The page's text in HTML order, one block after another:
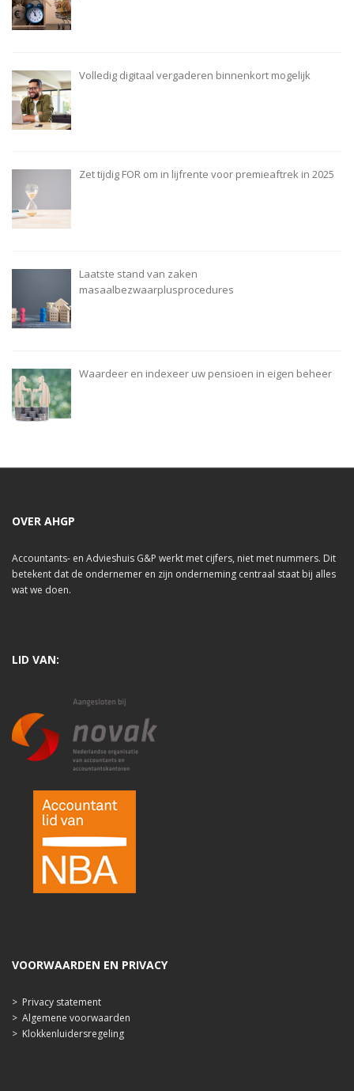
Volledig digitaal vergaderen binnenkort mogelijk
Zet tijdig FOR om in lijfrente voor premieaftrek in 2025
Laatste stand van zaken
masaalbezwaarplusprocedures
Waardeer en indexeer uw pensioen in eigen beheer
OVER AHGP
Accountants- en Advieshuis G&P werkt met cijfers, niet met nummers. Dit
betekent dat de ondernemer en zijn onderneming centraal staat bij alles
wat we doen.
LID VAN:
VOORWAARDEN EN PRIVACY
> Privacy statement
> Algemene voorwaarden
> Klokkenluidersregeling